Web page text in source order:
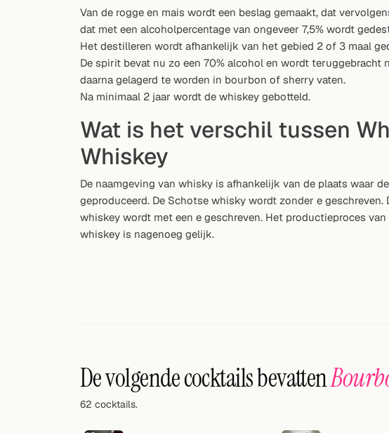
Cocktail glazen
Cocktail boeken
Van de rogge en mais wordt een beslag gemaakt, dat
dat met een alcoholpercentage van ongeveer 7,5% wordt
Het destilleren wordt afhankelijk van het gebied 2 of 3 maal
De spirit bevat nu zo een 70% alcohol en wordt teruggebracht
daarna gelagerd te worden in bourbon of sherry vaten.
Na minimaal 2 jaar wordt de whiskey gebotteld.
Wat is het verschil tussen
Whiskey
De naamgeving van whisky is afhankelijk van de plaats waar
geproduceerd. De Schotse whisky wordt zonder e geschreven.
whiskey wordt met een e geschreven. Het productieproces
whiskey is nagenoeg gelijk.
De volgende cocktails bevatten
62 cocktails.